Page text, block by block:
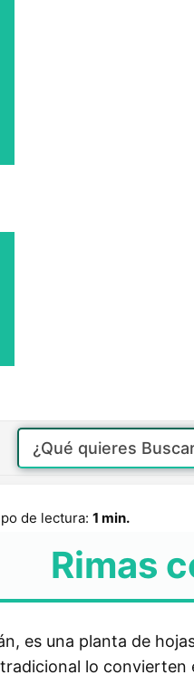
de lectura: 1 min.
Rimas
es una planta de
lo